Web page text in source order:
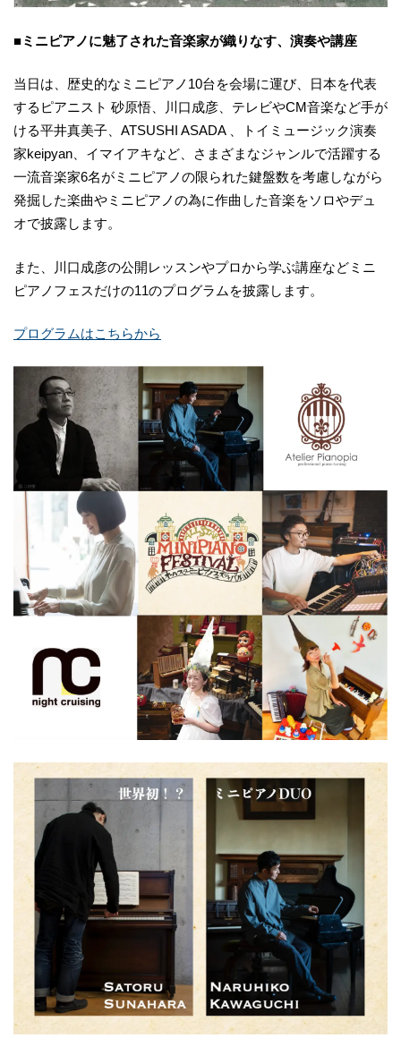
■ミニピアノに魅了された音楽家が織りなす、演奏や講座
当日は、歴史的なミニピアノ10台を会場に運び、日本を代表
するピアニスト 砂原悟、川口成彦、テレビやCM音楽など手が
ける平井真美子、ATSUSHI ASADA 、トイミュージック演奏
家keipyan、イマイアキなど、さまざまなジャンルで活躍する
一流音楽家6名がミニピアノの限られた鍵盤数を考慮しながら
発掘した楽曲やミニピアノの為に作曲した音楽をソロやデュ
オで披露します。
また、川口成彦の公開レッスンやプロから学ぶ講座などミニ
ピアノフェスだけの11のプログラムを披露します。
プログラムはこちらから